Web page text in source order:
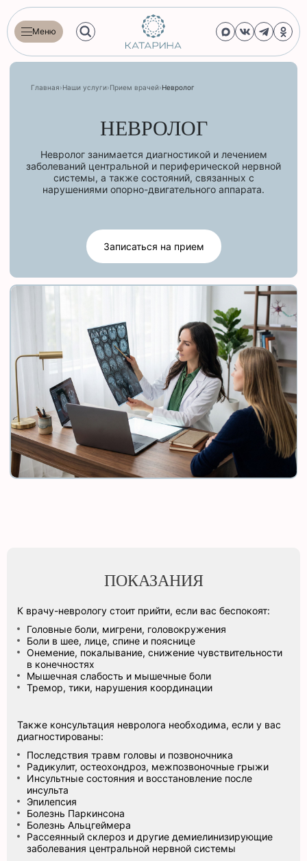
Меню
Главная›Наши услуги›Прием врачей›Невролог
НЕВРОЛОГ
Невролог занимается диагностикой и лечением
заболеваний центральной и периферической нервной
системы, а также состояний, связанных с
нарушениями опорно-двигательного аппарата.
Записаться на прием
ПОКАЗАНИЯ
К врачу-неврологу стоит прийти, если вас беспокоят:
Головные боли, мигрени, головокружения
Боли в шее, лице, спине и пояснице
Онемение, покалывание, снижение чувствительности
в конечностях
Мышечная слабость и мышечные боли
Тремор, тики, нарушения координации
Также консультация невролога необходима, если у вас
диагностированы:
Последствия травм головы и позвоночника
Радикулит, остеохондроз, межпозвоночные грыжи
Инсультные состояния и восстановление после
инсульта
Эпилепсия
Болезнь Паркинсона
Болезнь Альцгеймера
Рассеянный склероз и другие демиелинизирующие
заболевания центральной нервной системы